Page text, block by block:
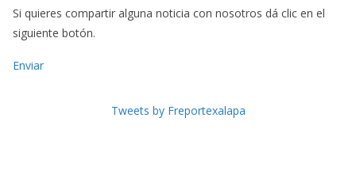
Si quieres compartir alguna noticia con nosotros dá clic en el
siguiente botón.
Enviar
Tweets by Freportexalapa